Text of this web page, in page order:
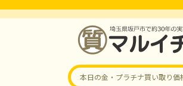
本日の金・プラチナ買い取り価